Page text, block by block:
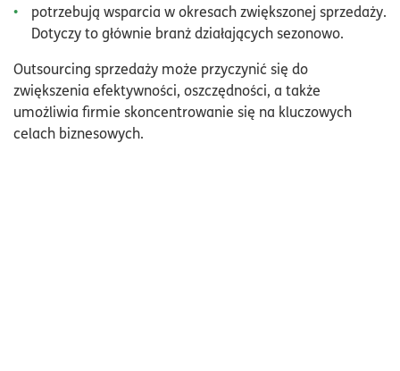
potrzebują wsparcia w okresach zwiększonej sprzedaży.
Dotyczy to głównie branż działających sezonowo.
Outsourcing sprzedaży może przyczynić się do
zwiększenia efektywności, oszczędności, a także
umożliwia firmie skoncentrowanie się na kluczowych
celach biznesowych.